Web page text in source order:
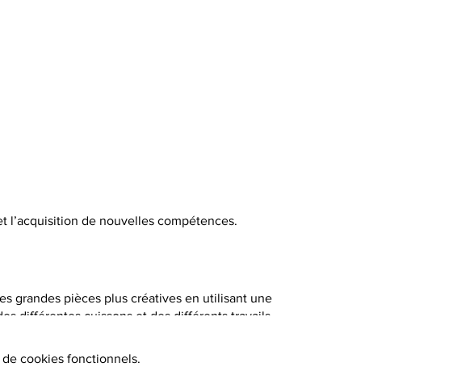
l’acquisition de nouvelles compétences.
grandes pièces plus créatives en utilisant une
différentes cuissons et des différents travails
engobes.
cookies fonctionnels.